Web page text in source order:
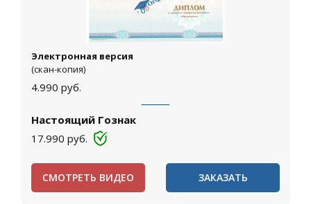
Электронная версия
(скан-копия)
4.990 руб.
Настоящий Гознак
17.990 руб.
СМОТРЕТЬ ВИДЕО ЗАКАЗАТЬ